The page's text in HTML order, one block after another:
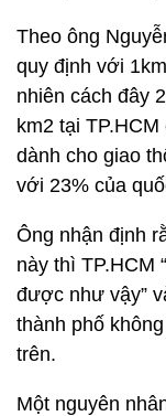
Theo ông
quy định với
nhiên cách đây
km2 tại
dành cho giao
với 23% của
Ông nhận định
này thì TP.HCM
được như vậy”
thành phố
trên.
Một nguyên